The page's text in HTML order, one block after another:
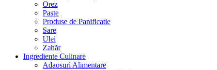
Orez
Paste
Produse de Panificatie
Sare
Ulei
Zahăr
Ingrediente Culinare
Adaosuri Alimentare